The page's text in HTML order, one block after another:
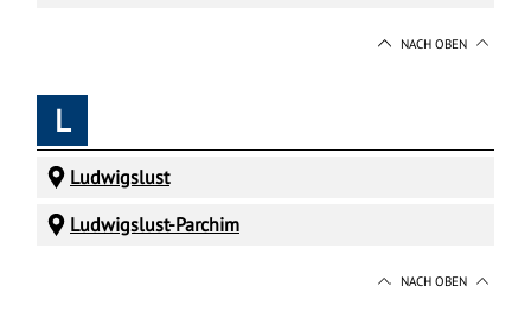
NACH OBEN
L
Ludwigslust
Ludwigslust-Parchim
NACH OBEN